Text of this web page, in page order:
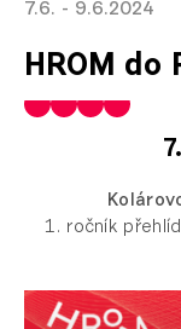
7.6. - 9.6.2024
HROM do
1. ročník